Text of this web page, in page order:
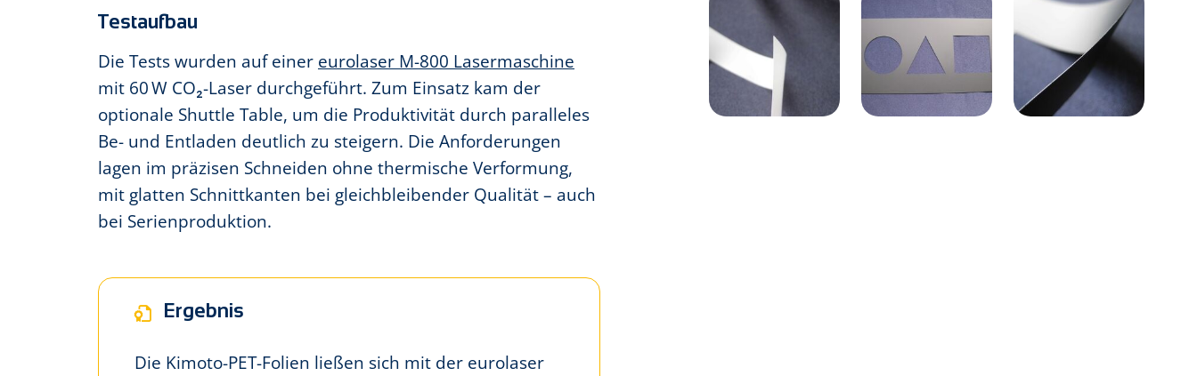
Testaufbau
Die Tests wurden auf einer eurolaser M-800 Lasermaschine
mit 60 W CO₂-Laser durchgeführt. Zum Einsatz kam der
optionale Shuttle Table, um die Produktivität durch paralleles
Be- und Entladen deutlich zu steigern. Die Anforderungen
lagen im präzisen Schneiden ohne thermische Verformung,
mit glatten Schnittkanten bei gleichbleibender Qualität – auch
bei Serienproduktion.
Ergebnis
Die Kimoto-PET-Folien ließen sich mit der eurolaser